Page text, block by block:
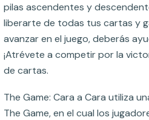
pilas ascendentes y
liberarte de todas tus cartas y
avanzar en el juego, deberás
¡Atrévete a competir por la
de cartas.
The Game: Cara a Cara utiliza
The Game, en el cual los